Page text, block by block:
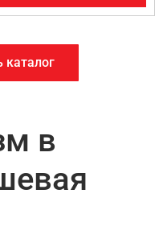
каталог
в